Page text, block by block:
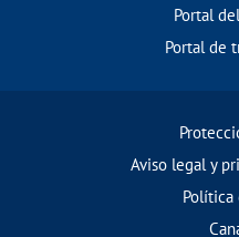
Portal
Portal de
Aviso legal y
Política